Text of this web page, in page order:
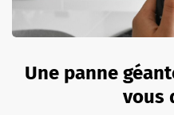
Une panne
vous